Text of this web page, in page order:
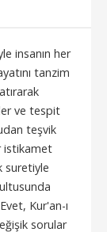
insanın her
tanzim
ve tespit
teşvik
istikamet
suretiyle
Kur'an-ı
sorular